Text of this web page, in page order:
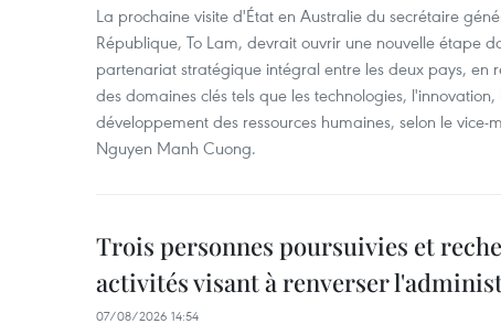
La prochaine visite d'État en Australie du secrétaire
République, To Lam, devrait ouvrir une nouvelle étape
partenariat stratégique intégral entre les deux pays, en
des domaines clés tels que les technologies,
développement des ressources humaines, selon le vice-
Nguyen Manh Cuong.
Trois personnes poursuivies et
activités visant à renverser
07/08/2026 14:54